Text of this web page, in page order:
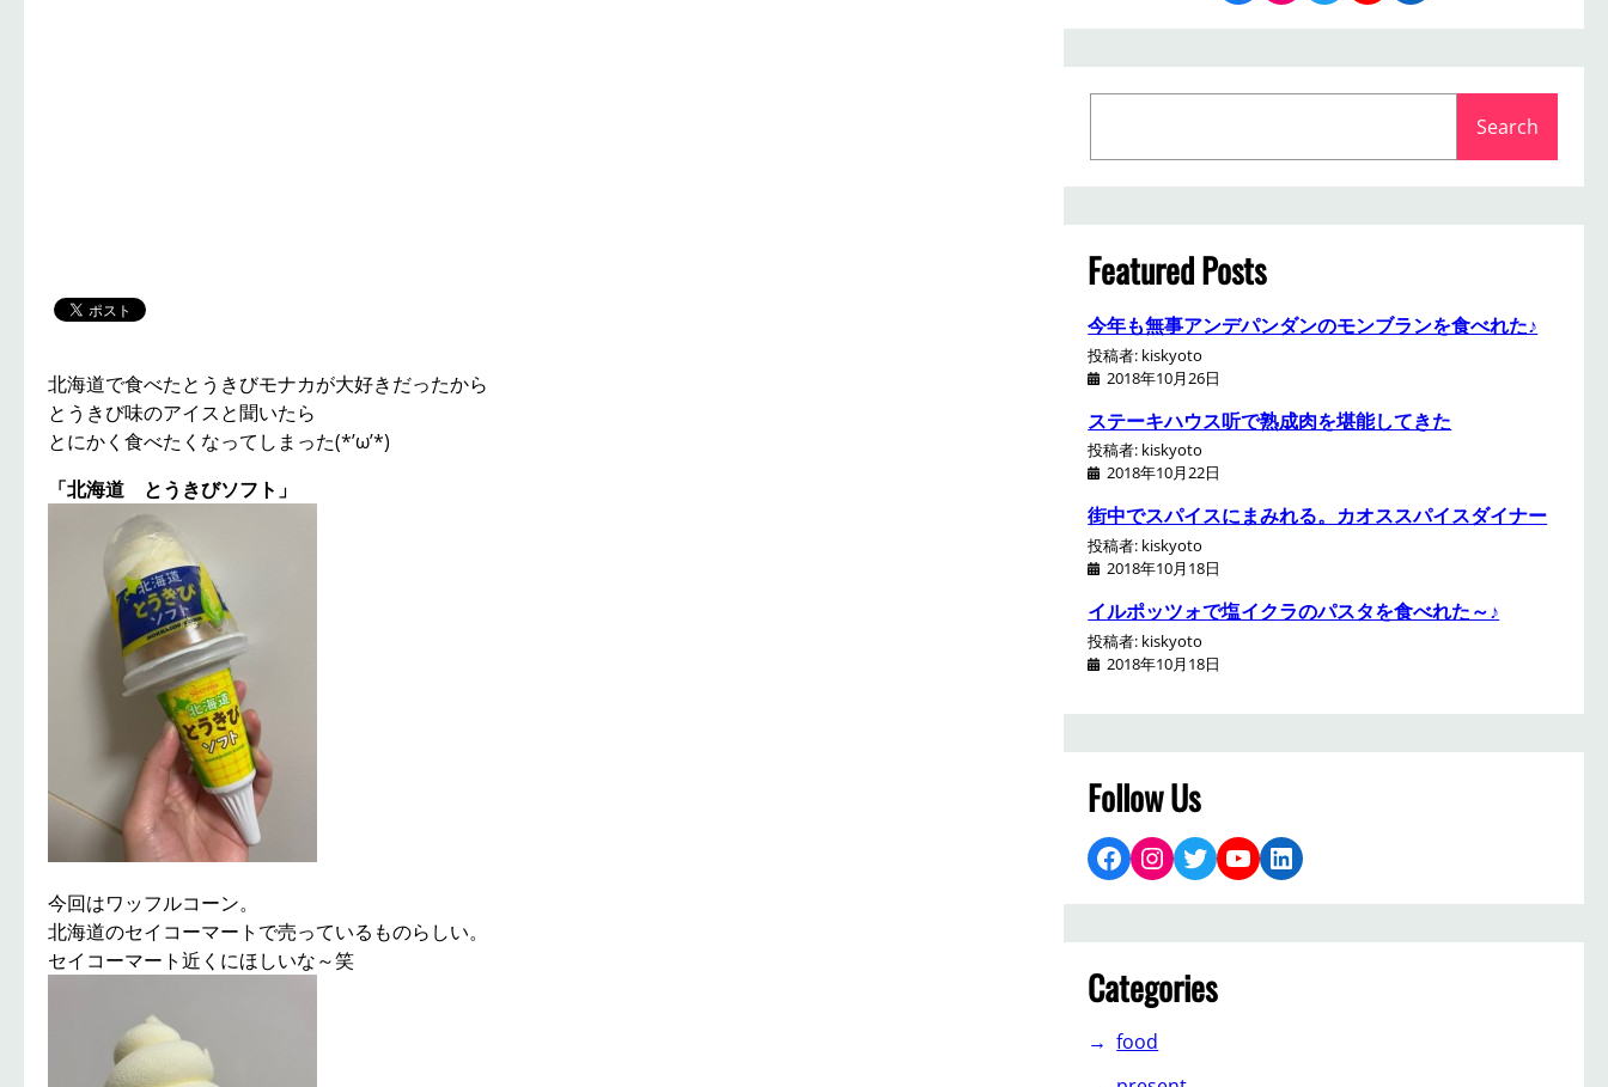
北海道で食べたとうきびモナカが大好きだったから
とうきび味のアイスと聞いたら
とにかく食べたくなってしまった(*’ω’*)
「北海道 とうきびソフト」
今回はワッフルコーン。
北海道のセイコーマートで売っているものらしい。
セイコーマート近くにほしいな～笑
a
r
c
h
Search
Featured Posts
今年も無事アンデパンダンのモンブランを食べれた♪
投稿者: kiskyoto
2018年10月26日
ステーキハウス听で熟成肉を堪能してきた
投稿者: kiskyoto
2018年10月22日
街中でスパイスにまみれる。カオススパイスダイナー
投稿者: kiskyoto
2018年10月18日
イルポッツォで塩イクラのパスタを食べれた～♪
投稿者: kiskyoto
2018年10月18日
Follow Us
Facebook Instagram Twitter YouTube LinkedIn
Categories
food